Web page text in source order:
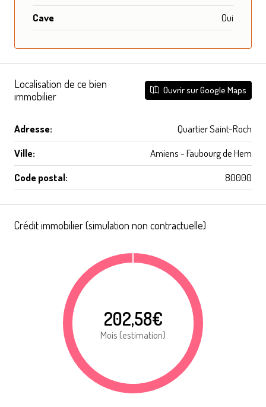
Cave
Oui
Localisation de ce bien
immobilier
Ouvrir sur Google Maps
Adresse:
Quartier Saint-Roch
Ville:
Amiens - Faubourg de Hem
Code postal:
80000
Crédit immobilier (simulation non contractuelle)
202,58€
Mois (estimation)